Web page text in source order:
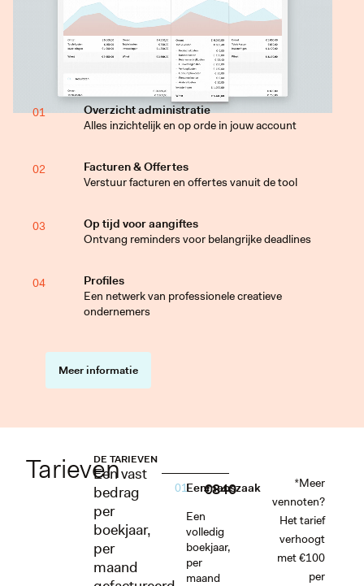
01
Overzicht administratie
Alles inzichtelijk en op orde in jouw account
02
Facturen & Offertes
Verstuur facturen en offertes vanuit de tool
03
Op tijd voor aangiftes
Ontvang reminders voor belangrijke deadlines
04
Profiles
Een netwerk van professionele creatieve
ondernemers
Meer informatie
DE TARIEVEN
Een vast
bedrag
per
boekjaar,
per
maand
Tarieven
01Eenmanszaak
Een
volledig
boekjaar,
per
maand
€840
*Meer
vennoten?
Het tarief
verhoogt
met €100
per